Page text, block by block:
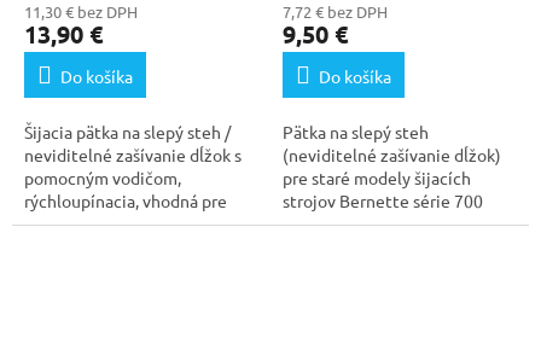
11,30 € bez DPH
13,90 €
Do košíka
Šijacia pätka na slepý steh /
neviditelné zašívanie dĺžok s
pomocným vodičom,
rýchloupínacia, vhodná pre
modely Bernette 37 a 38.
7,72 € bez DPH
9,50 €
Do košíka
Pätka na slepý steh
(neviditelné zašívanie dĺžok)
pre staré modely šijacích
strojov Bernette série 700
(715/720/730/740E),...